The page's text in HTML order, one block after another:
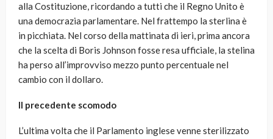
alla Costituzione, ricordando a tutti che il Regno Unito è
una democrazia parlamentare. Nel frattempo la sterlina è
in picchiata. Nel corso della mattinata di ieri, prima ancora
che la scelta di Boris Johnson fosse resa ufficiale, la stelina
ha perso all’improvviso mezzo punto percentuale nel
cambio con il dollaro.
Il precedente scomodo
L’ultima volta che il Parlamento inglese venne sterilizzato